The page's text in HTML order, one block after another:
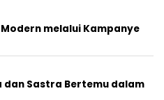
melalui Kampanye
dan Sastra Bertemu dalam